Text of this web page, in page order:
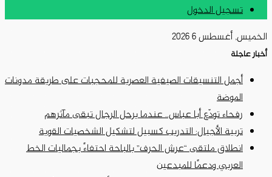
تسجيل الدخول
الخميس, أغسطس 6 2026
أخبار عاجلة
أجمل التنسيقات الصيفية العصرية للمحجبات على طريقة مدونات
الموضة
رفحاء تودّع أبا عباس.. عندما يرحل الرجال تبقى مآثرهم
تربية الأجيال: التدريب كسبيل لتشكيل الشخصيات القوية
انطلاق ملتقى “عرش الحرف” بالباحة احتفاءً بجماليات الخط
العربي ودعمًا للمبدعين